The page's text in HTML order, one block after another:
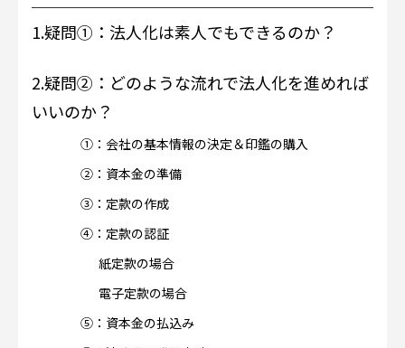
1.疑問①：法人化は素人でもできるのか？
2.疑問②：どのような流れで法人化を進めれば
いいのか？
①：会社の基本情報の決定＆印鑑の購入
②：資本金の準備
③：定款の作成
④：定款の認証
紙定款の場合
電子定款の場合
⑤：資本金の払込み